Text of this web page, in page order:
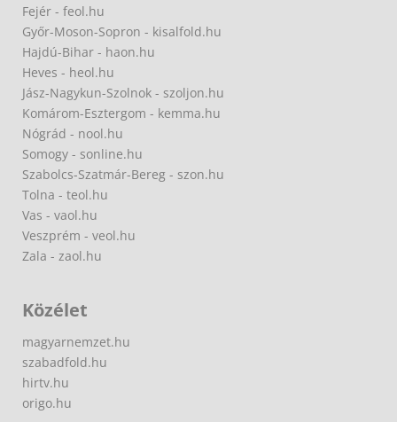
Fejér - feol.hu
Győr-Moson-Sopron - kisalfold.hu
Hajdú-Bihar - haon.hu
Heves - heol.hu
Jász-Nagykun-Szolnok - szoljon.hu
Komárom-Esztergom - kemma.hu
Nógrád - nool.hu
Somogy - sonline.hu
Szabolcs-Szatmár-Bereg - szon.hu
Tolna - teol.hu
Vas - vaol.hu
Veszprém - veol.hu
Zala - zaol.hu
Közélet
magyarnemzet.hu
szabadfold.hu
hirtv.hu
origo.hu